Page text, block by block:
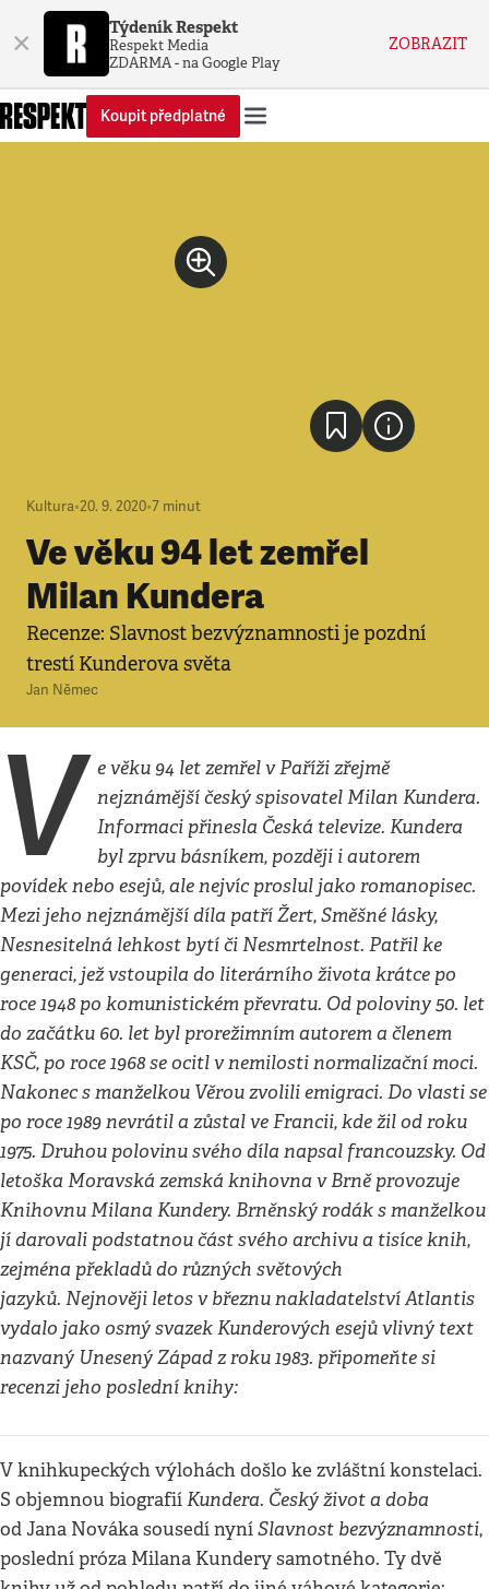
× Týdeník Respekt
Respekt Media
ZDARMA - na Google Play
ZOBRAZIT
Koupit předplatné
Kultura•20. 9. 2020•7 minut
Ve věku 94 let zemřel
Milan Kundera
Recenze: Slavnost bezvýznamnosti je pozdní
trestí Kunderova světa
Jan Němec
V
e věku 94 let zemřel v Paříži zřejmě
nejznámější český spisovatel Milan Kundera.
Informaci přinesla Česká televize. Kundera
byl zprvu básníkem, později i autorem
povídek nebo esejů, ale nejvíc proslul jako romanopisec.
Mezi jeho nejznámější díla patří Žert, Směšné lásky,
Nesnesitelná lehkost bytí či Nesmrtelnost. Patřil ke
generaci, jež vstoupila do literárního života krátce po
roce 1948 po komunistickém převratu. Od poloviny 50. let
do začátku 60. let byl prorežimním autorem a členem
KSČ, po roce 1968 se ocitl v nemilosti normalizační moci.
Nakonec s manželkou Věrou zvolili emigraci. Do vlasti se
po roce 1989 nevrátil a zůstal ve Francii, kde žil od roku
1975. Druhou polovinu svého díla napsal francouzsky. Od
letoška Moravská zemská knihovna v Brně provozuje
Knihovnu Milana Kundery. Brněnský rodák s manželkou
jí darovali podstatnou část svého archivu a tisíce knih,
zejména překladů do různých světových
jazyků. Nejnověji letos v březnu nakladatelství Atlantis
vydalo jako osmý svazek Kunderových esejů vlivný text
nazvaný Unesený Západ z roku 1983. připomeňte si
recenzi jeho poslední knihy:
V knihkupeckých výlohách došlo ke zvláštní konstelaci.
S objemnou biografiíKundera. Český život a doba
od Jana Nováka sousedí nyníSlavnost bezvýznamnosti,
poslední próza Milana Kundery samotného. Ty dvě